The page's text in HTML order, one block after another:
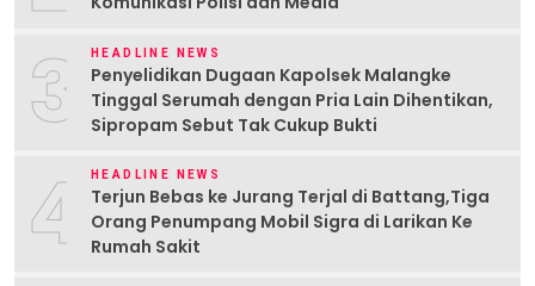
3 HEADLINE NEWS
Penyelidikan Dugaan Kapolsek Malangke
Tinggal Serumah dengan Pria Lain Dihentikan,
Sipropam Sebut Tak Cukup Bukti
4 HEADLINE NEWS
Terjun Bebas ke Jurang Terjal di Battang,Tiga
Orang Penumpang Mobil Sigra di Larikan Ke
Rumah Sakit